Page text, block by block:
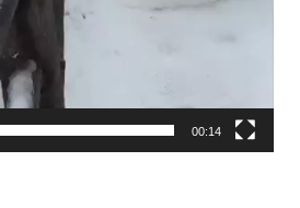
00:14